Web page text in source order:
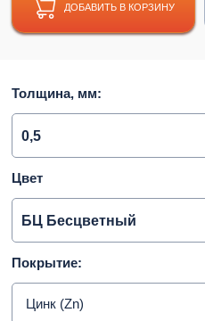
ДОБАВИТЬ В КОРЗИНУ
Толщина, мм:
0,5
Цвет
БЦ Бесцветный
Покрытие:
Цинк (Zn)